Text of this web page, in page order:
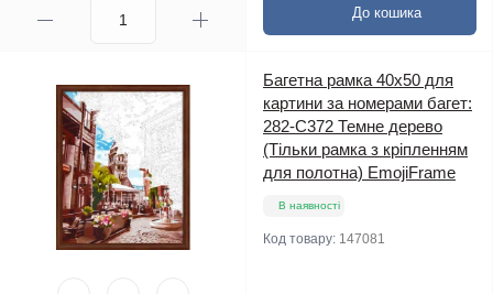
До кошика
Багетна рамка 40х50 для
картини за номерами багет:
282-C372 Темне дерево
(Тільки рамка з кріпленням
для полотна) EmojiFrame
В наявності
Код товару: 147081